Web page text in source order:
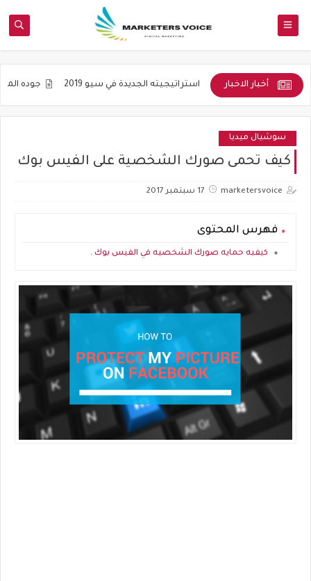
أخبار الاخبار
التنويع واستراتيجيته الجديدة في سيو 2019 جوده المواضيع و
سوشيال ميديا
كيف تحمى صورك الشخصية على الفيس بوك
marketersvoice 17 سبتمبر 2017
فهرس المحتوى
كيفيه حمايه صورك الشخصيه في الفيس بوك .